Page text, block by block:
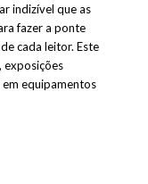
indizível que as
fazer a ponte
cada leitor. Este
exposições
equipamentos